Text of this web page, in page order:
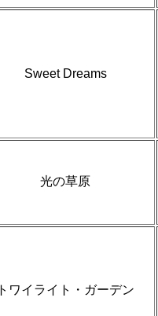
Sweet Dreams
光の草原
トワイライト・ガーデン